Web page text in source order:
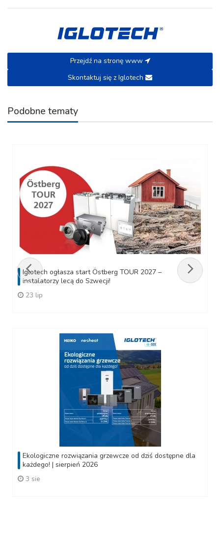
Przejdź na stronę www
Skontaktuj się z Iglotech
Podobne tematy
Iglotech ogłasza start Östberg TOUR 2027 –
instalatorzy lecą do Szwecji!
23 lip
Ekologiczne rozwiązania grzewcze od dziś dostępne dla
każdego! | sierpień 2026
3 sie